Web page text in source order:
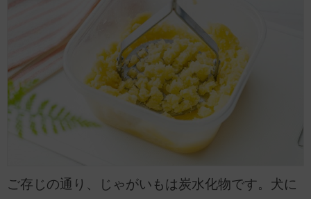
ご存じの通り、じゃがいもは炭水化物です。犬に